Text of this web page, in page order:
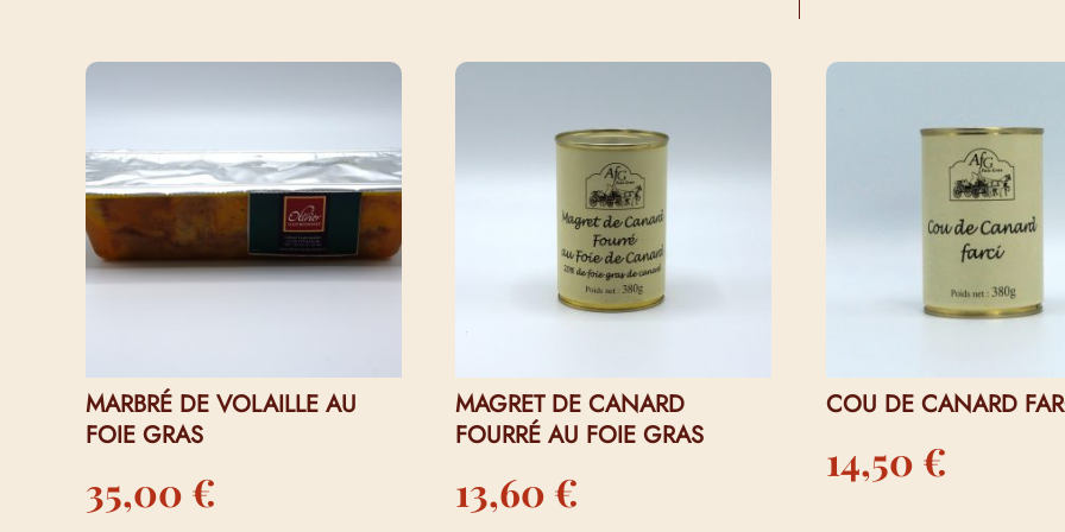
MARBRÉ DE VOLAILLE AU
FOIE GRAS
35,00 €
MAGRET DE CANARD
FOURRÉ AU FOIE GRAS
13,60 €
COU DE CANARD
14,50 €